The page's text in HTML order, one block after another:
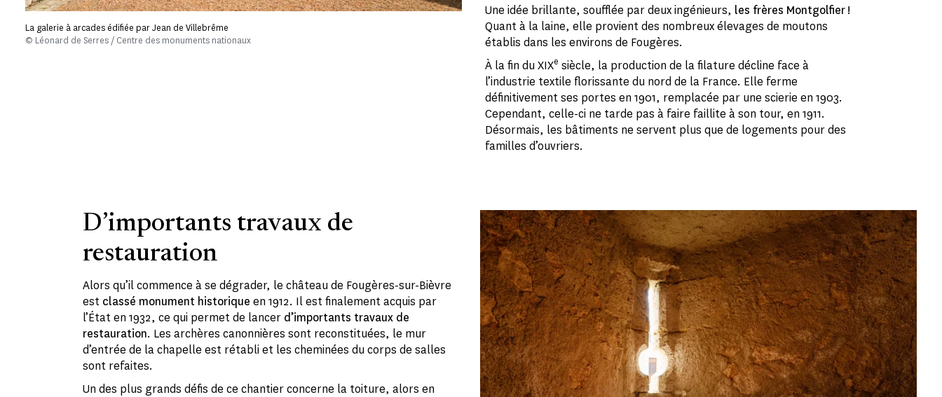
Une idée brillante, soufflée par deux ingénieurs, les frères Montgolfier !
Quant à la laine, elle provient des nombreux élevages de moutons
établis dans les environs de Fougères.
À la fin du XIXe siècle, la production de la filature décline face à
l’industrie textile florissante du nord de la France. Elle ferme
définitivement ses portes en 1901, remplacée par une scierie en 1903.
Cependant, celle-ci ne tarde pas à faire faillite à son tour, en 1911.
Désormais, les bâtiments ne servent plus que de logements pour des
familles d’ouvriers.
La galerie à arcades édifiée par Jean de Villebrême
© Léonard de Serres / Centre des monuments nationaux
D’importants travaux de
restauration
Alors qu’il commence à se dégrader, le château de Fougères-sur-Bièvre
est classé monument historique en 1912. Il est finalement acquis par
l’État en 1932, ce qui permet de lancer d’importants travaux de
restauration. Les archères canonnières sont reconstituées, le mur
d’entrée de la chapelle est rétabli et les cheminées du corps de salles
sont refaites.
Un des plus grands défis de ce chantier concerne la toiture, alors en